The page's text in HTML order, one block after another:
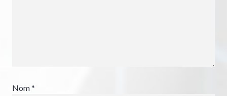
Nom*